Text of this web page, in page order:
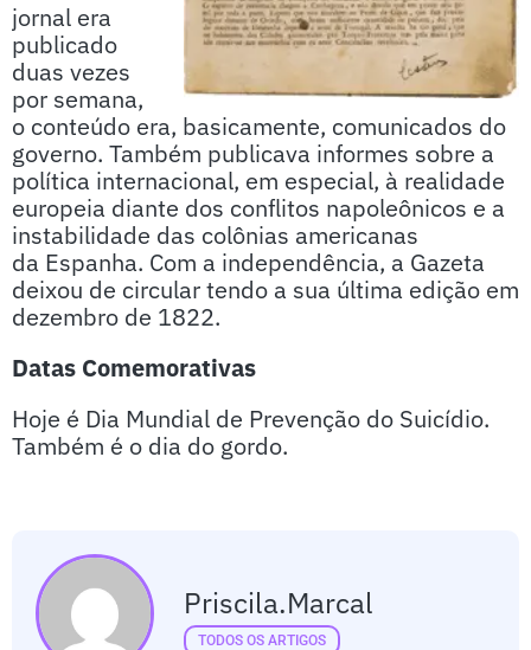
jornal era
publicado
duas vezes
por semana,
o conteúdo era, basicamente, comunicados do
governo. Também publicava informes sobre a
política internacional, em especial, à realidade
europeia diante dos conflitos napoleônicos e a
instabilidade das colônias americanas
da Espanha. Com a independência, a Gazeta
deixou de circular tendo a sua última edição em
dezembro de 1822.
Datas Comemorativas
Hoje é Dia Mundial de Prevenção do Suicídio.
Também é o dia do gordo.
Priscila.marcal
TODOS OS ARTIGOS